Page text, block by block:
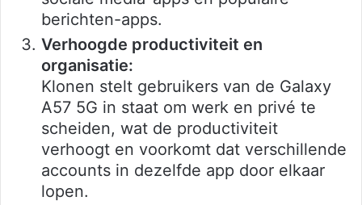
berichten-apps.
Verhoogde productiviteit en
organisatie:
Klonen stelt gebruikers van de Galaxy
A57 5G in staat om werk en privé te
scheiden, wat de productiviteit
verhoogt en voorkomt dat verschillende
accounts in dezelfde app door elkaar
lopen.